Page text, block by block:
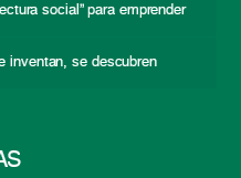
social” para emprender
inventan, se descubren